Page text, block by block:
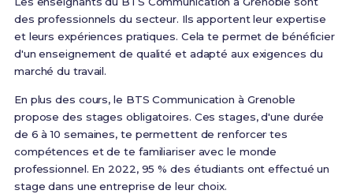
des professionnels du secteur. Ils apportent leur expertise
et leurs expériences pratiques. Cela te permet de bénéficier
d'un enseignement de qualité et adapté aux exigences du
marché du travail.
En plus des cours, le BTS Communication à Grenoble
propose des stages obligatoires. Ces stages, d'une durée
de 6 à 10 semaines, te permettent de renforcer tes
compétences et de te familiariser avec le monde
professionnel. En 2022, 95 % des étudiants ont effectué un
stage dans une entreprise de leur choix.